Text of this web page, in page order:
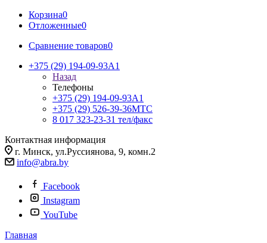
Корзина0
Отложенные0
Сравнение товаров0
+375 (29) 194-09-93A1
Назад
Телефоны
+375 (29) 194-09-93A1
+375 (29) 526-39-36МТС
8 017 323-23-31 тел/факс
Контактная информация
г. Минск, ул.Руссиянова, 9, комн.2
info@abra.by
Facebook
Instagram
YouTube
Главная